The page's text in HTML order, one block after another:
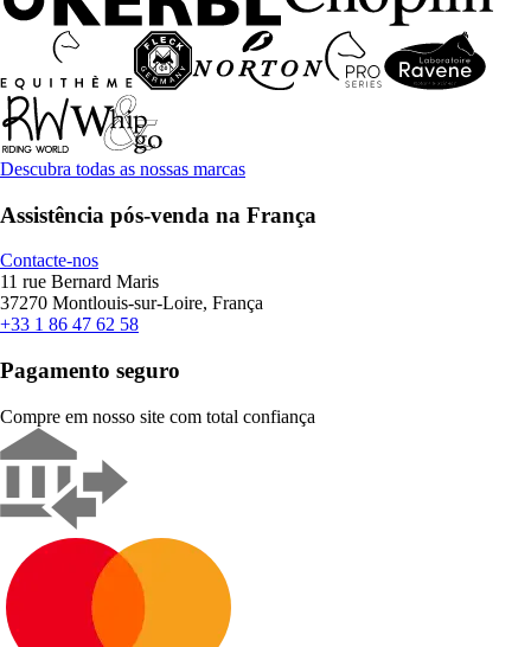
Descubra todas as nossas marcas
Assistência pós-venda na França
Contacte-nos
11 rue Bernard Maris
37270 Montlouis-sur-Loire, França
+33 1 86 47 62 58
Pagamento seguro
Compre em nosso site com total confiança